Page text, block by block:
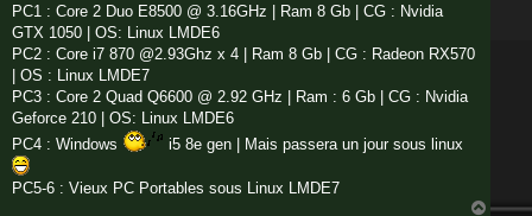
PC1 : Core 2 Duo E8500 @ 3.16GHz | Ram 8 Gb | CG : Nvidia
GTX 1050 | OS: Linux LMDE6
PC2 : Core i7 870 @2.93Ghz x 4 | Ram 8 Gb | CG : Radeon RX570
| OS : Linux LMDE7
PC3 : Core 2 Quad Q6600 @ 2.92 GHz | Ram : 6 Gb | CG : Nvidia
Geforce 210 | OS: Linux LMDE6
PC4 : Windows
i5 8e gen | Mais passera un jour sous linux
PC5-6 : Vieux PC Portables sous Linux LMDE7
H